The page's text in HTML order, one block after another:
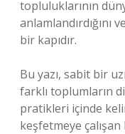
topluluklarının
bir kapıdır.
Bu yazı, sabit bir
farklı toplumların
pratikleri içinde
keşfetmeye